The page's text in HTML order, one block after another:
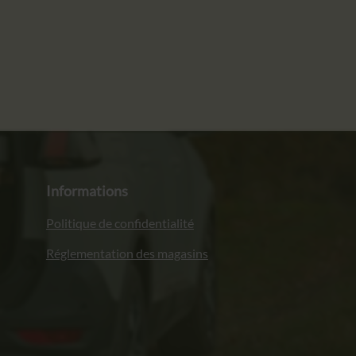
Informations
Politique de confidentialité
Réglementation des magasins